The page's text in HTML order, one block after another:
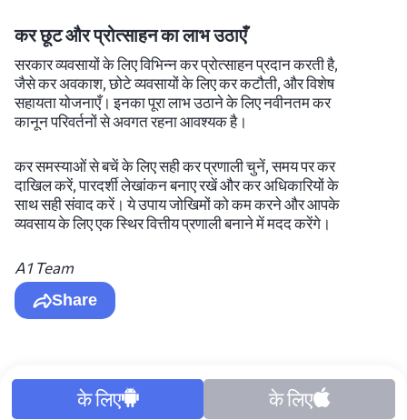
कर छूट और प्रोत्साहन का लाभ उठाएँ
सरकार व्यवसायों के लिए विभिन्न कर प्रोत्साहन प्रदान करती है,
जैसे कर अवकाश, छोटे व्यवसायों के लिए कर कटौती, और विशेष
सहायता योजनाएँ। इनका पूरा लाभ उठाने के लिए नवीनतम कर
कानून परिवर्तनों से अवगत रहना आवश्यक है।
कर समस्याओं से बचें के लिए सही कर प्रणाली चुनें, समय पर कर
दाखिल करें, पारदर्शी लेखांकन बनाए रखें और कर अधिकारियों के
साथ सही संवाद करें। ये उपाय जोखिमों को कम करने और आपके
व्यवसाय के लिए एक स्थिर वित्तीय प्रणाली बनाने में मदद करेंगे।
A1 Team
Share
के लिए के लिए